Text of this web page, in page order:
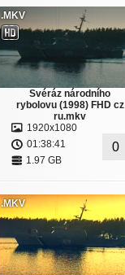
.MKV
Svéráz národního
rybolovu (1998) FHD cz
ru.mkv
1920x1080
01:38:41
1.97 GB
0
.MKV